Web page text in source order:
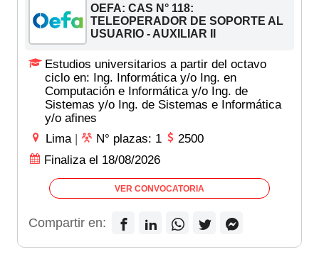
OEFA: CAS N° 118:
TELEOPERADOR DE SOPORTE AL
USUARIO - AUXILIAR II
Estudios universitarios a partir del octavo
ciclo en: Ing. Informática y/o Ing. en
Computación e Informática y/o Ing. de
Sistemas y/o Ing. de Sistemas e Informática
y/o afines
Lima | N° plazas: 1
2500
Finaliza el 18/08/2026
VER CONVOCATORIA
Compartir en: